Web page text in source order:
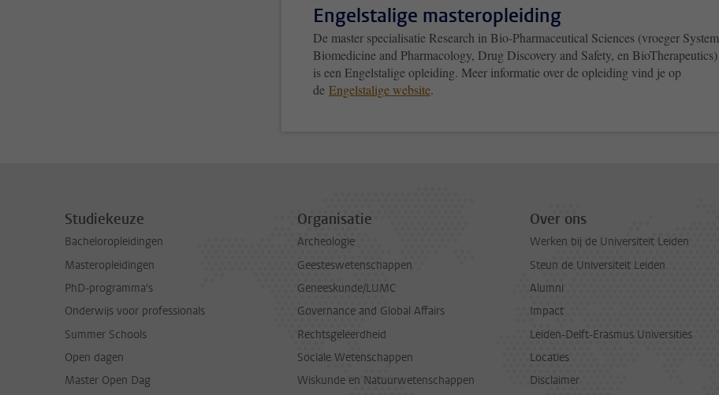
Engelstalige masteropleiding
De master specialisatie Research in Bio-Pharmaceutical Sciences (vroeger System
Biomedicine and Pharmacology, Drug Discovery and Safety, en BioTherapeutics)
is een Engelstalige opleiding. Meer informatie over de opleiding vind je op
de Engelstalige website.
Studiekeuze
Bacheloropleidingen
Masteropleidingen
PhD-programma's
Onderwijs voor professionals
Summer Schools
Open dagen
Master Open Dag
Organisatie
Archeologie
Geesteswetenschappen
Geneeskunde/LUMC
Governance and Global Affairs
Rechtsgeleerdheid
Sociale Wetenschappen
Wiskunde en Natuurwetenschappen
Over ons
Werken bij de Universiteit Leiden
Steun de Universiteit Leiden
Alumni
Impact
Leiden-Delft-Erasmus Universities
Locaties
Disclaimer